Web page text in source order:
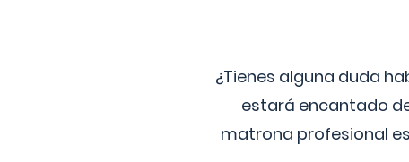
¿Tienes alguna duda
estará encantado
matrona profesional